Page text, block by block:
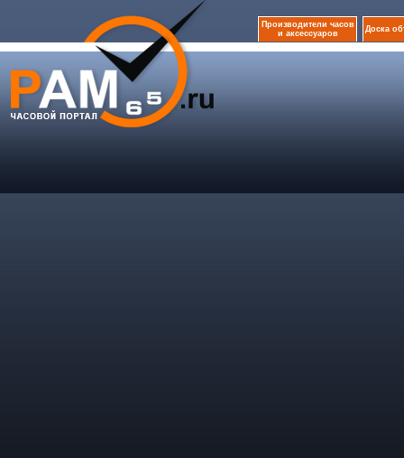
Производители часов
и аксессуаров
Доска